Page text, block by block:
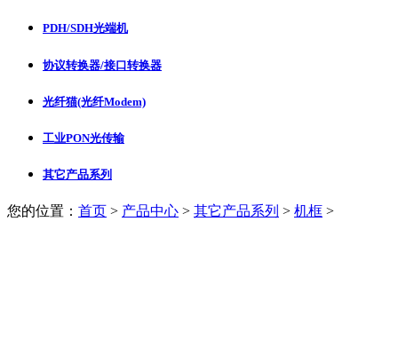
PDH/SDH光端机
协议转换器/接口转换器
光纤猫(光纤Modem)
工业PON光传输
其它产品系列
您的位置： 首页 > 产品中心 > 其它产品系列 > 机框 >